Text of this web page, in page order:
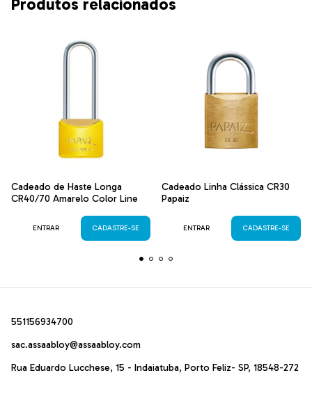
Produtos relacionados
Cadeado de Haste Longa
CR40/70 Amarelo Color Line
ENTRAR CADASTRE-SE
Cadeado Linha Clássica CR30
Papaiz
ENTRAR CADASTRE-SE
551156934700
sac.assaabloy@assaabloy.com
Rua Eduardo Lucchese, 15 - Indaiatuba, Porto Feliz- SP, 18548-272